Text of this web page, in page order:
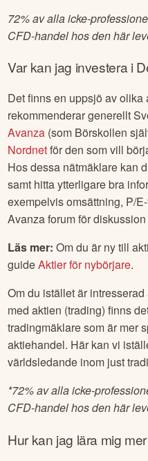
72% av alla icke-
CFD-handel hos den här
Var kan jag investera i
Det finns en uppsjö av olika
rekommenderar generellt
Avanza (som Börskollen
Nordnetför den som vill
Hos dessa nätmäklare kan
samt hitta ytterligare bra
exempelvis omsättning, P/
Avanza forum för
Läs mer: Om du är ny till
guideAktier för nybörjare.
Om du istället är
med aktien (trading) finns
tradingmäklare som är mer
aktiehandel. Här kan vi
världsledande inom just
*72% av alla icke-
CFD-handel hos den här
Hur kan jag lära mig